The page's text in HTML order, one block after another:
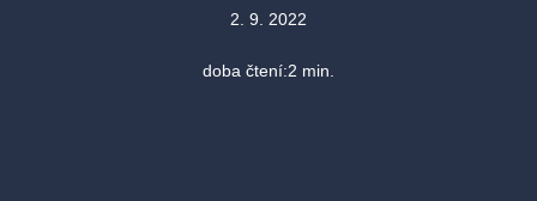
2. 9. 2022
doba čtení:2 min.